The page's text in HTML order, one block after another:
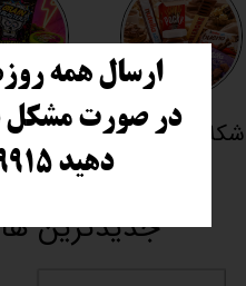
شکلات تنقلات ترش و
جدیدترین
ارسال همه
در صورت مشکل
دهید